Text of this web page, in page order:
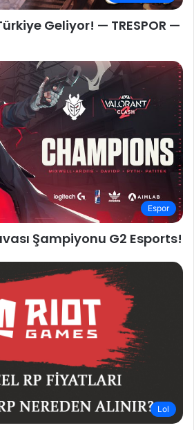
Geliyor! — TRESPOR —
Espor
Şampiyonu G2 Esports!
Lol